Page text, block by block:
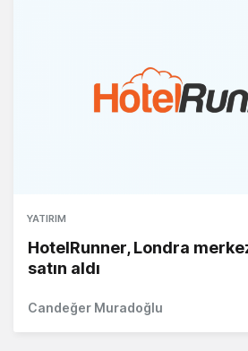
YATIRIM
HotelRunner, Londra
satın aldı
Candeğer Muradoğlu